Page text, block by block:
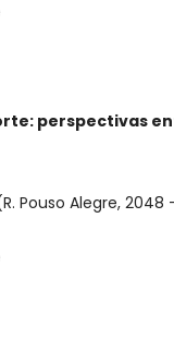
Pouso Alegre, 2048